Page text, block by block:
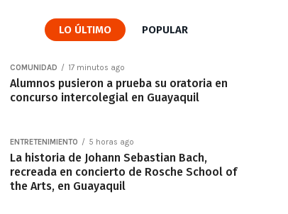
LO ÚLTIMO POPULAR
COMUNIDAD 17 minutos ago
Alumnos pusieron a prueba su oratoria en
concurso intercolegial en Guayaquil
ENTRETENIMIENTO 5 horas ago
La historia de Johann Sebastian Bach,
recreada en concierto de Rosche School of
the Arts, en Guayaquil